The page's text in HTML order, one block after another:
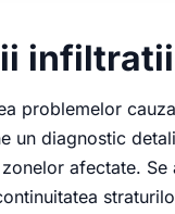
problemelor
un diagnostic
afectate. Se